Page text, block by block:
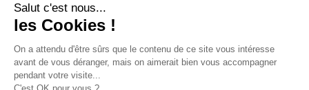
Salut c'est nous...
les Cookies !
On a attendu d'être sûrs que le contenu de ce site vous intéresse
avant de vous déranger, mais on aimerait bien vous accompagner
pendant votre visite...
C'est OK pour vous ?